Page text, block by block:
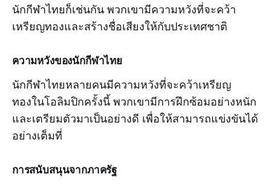
นักกีฬาไทยก็เช่นกัน พวกเขามีความหวังที่จะคว้า
เหรียญทองและสร้างชื่อเสียงให้กับประเทศชาติ
ความหวังของนักกีฬาไทย
นักกีฬาไทยหลายคนมีความหวังที่จะคว้าเหรียญ
ทองในโอลิมปิกครั้งนี้ พวกเขามีการฝึกซ้อมอย่างหนัก
และเตรียมตัวมาเป็นอย่างดี เพื่อให้สามารถแข่งขันได้
อย่างเต็มที่
การสนับสนุนจากภาครัฐ